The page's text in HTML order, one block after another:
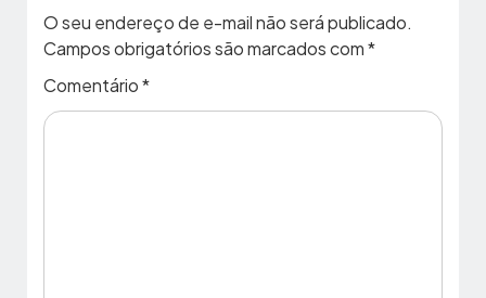
O seu endereço de e-mail não será publicado.
Campos obrigatórios são marcados com*
Comentário*